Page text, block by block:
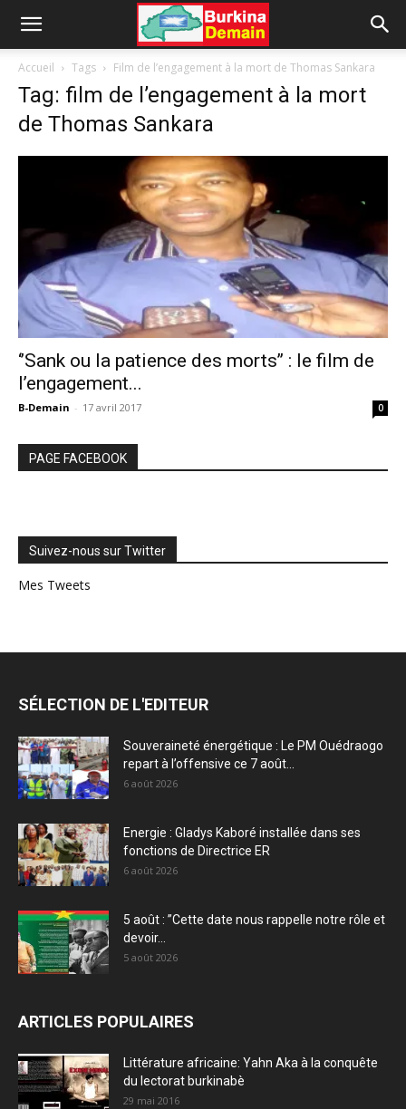
Accueil Tags Film de l’engagement à la mort de Thomas Sankara
Tag: film de l’engagement à la mort
de Thomas Sankara
‘’Sank ou la patience des morts’’ : le film de
l’engagement...
B-Demain - 17 avril 2017 0
PAGE FACEBOOK
Suivez-nous sur Twitter
Mes Tweets
SÉLECTION DE L'EDITEUR
Souveraineté énergétique : Le PM Ouédraogo
repart à l’offensive ce 7 août...
6 août 2026
Energie : Gladys Kaboré installée dans ses
fonctions de Directrice ER
6 août 2026
5 août : ”Cette date nous rappelle notre rôle et
devoir...
5 août 2026
ARTICLES POPULAIRES
Littérature africaine: Yahn Aka à la conquête
du lectorat burkinabè
29 mai 2016